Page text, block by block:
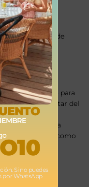
gracias a sus
robusta pata de
a reducir el
de reclinado para
o disfrutar del
2ofrece una
cortos como
cm
Si no puedes
por WhatsApp